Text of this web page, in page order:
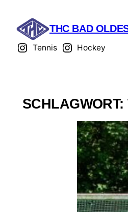
THC BAD
Tennis Hockey
SCHLAGWORT: